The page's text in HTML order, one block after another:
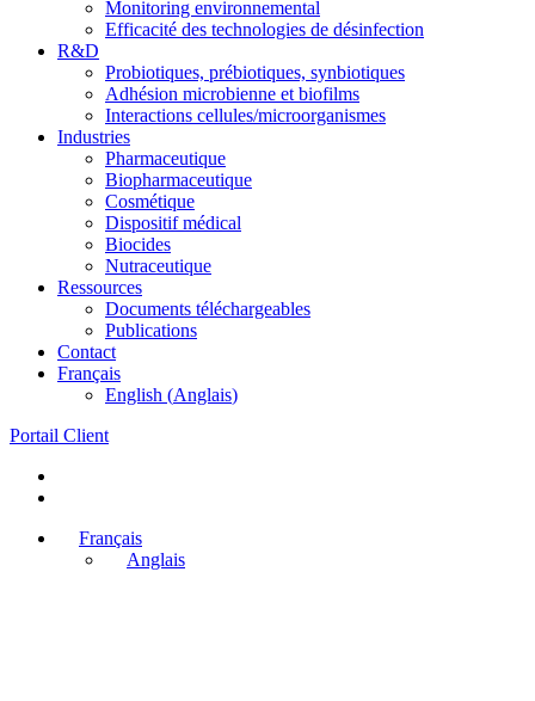
Monitoring environnemental
Efficacité des technologies de désinfection
R&D
Probiotiques, prébiotiques, synbiotiques
Adhésion microbienne et biofilms
Interactions cellules/microorganismes
Industries
Pharmaceutique
Biopharmaceutique
Cosmétique
Dispositif médical
Biocides
Nutraceutique
Ressources
Documents téléchargeables
Publications
Contact
Français
English (Anglais)
Portail Client
Français
Anglais